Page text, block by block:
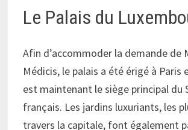
Le Palais du
Afin d’accommoder la demande de
Médicis, le palais a été érigé à Paris
est maintenant le siège principal du
français. Les jardins luxuriants, les
travers la capitale, font également